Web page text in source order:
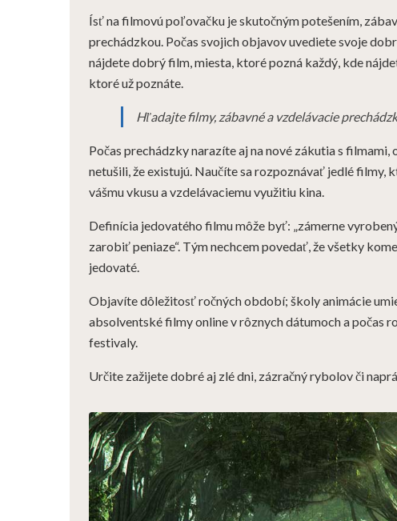
Ísť na filmovú poľovačku je skutočným potešením,
prechádzkou. Počas svojich objavov uvediete svoje
nájdete dobrý film, miesta, ktoré pozná každý, kde
ktoré už poznáte.
Hľadajte filmy, zábavné a vzdelávacie
Počas prechádzky narazíte aj na nové zákutia s filmami,
netušili, že existujú. Naučíte sa rozpoznávať jedlé filmy,
vášmu vkusu a vzdelávaciemu využitiu kina.
Definícia jedovatého filmu môže byť: „zámerne
zarobiť peniaze“. Tým nechcem povedať, že všetky
jedovaté.
Objavíte dôležitosť ročných období; školy animácie
absolventské filmy online v rôznych dátumoch a počas
festivaly.
Určite zažijete dobré aj zlé dni, zázračný rybolov či